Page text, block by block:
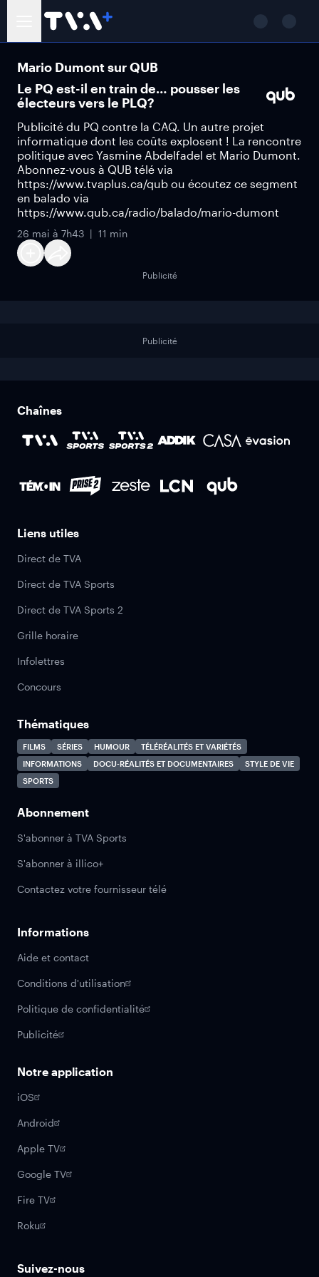
Mario Dumont sur QUB
Le PQ est-il en train de… pousser les
électeurs vers le PLQ?
Publicité du PQ contre la CAQ. Un autre projet
informatique dont les coûts explosent ! La rencontre
politique avec Yasmine Abdelfadel et Mario Dumont.
Abonnez-vous à QUB télé via
https://www.tvaplus.ca/qub ou écoutez ce segment
en balado via
https://www.qub.ca/radio/balado/mario-dumont
26 mai à 7h43 11 min
Publicité
Publicité
Chaînes
Liens utiles
Direct de TVA
Direct de TVA Sports
Direct de TVA Sports 2
Grille horaire
Infolettres
Concours
Thématiques
FILMS SÉRIES HUMOUR
TÉLÉRÉALITÉS ET VARIÉTÉS
INFORMATIONS
DOCU-RÉALITÉS ET DOCUMENTAIRES
STYLE DE VIE
SPORTS
Abonnement
S'abonner à TVA Sports
S'abonner à illico+
Contactez votre fournisseur télé
Informations
Aide et contact
Conditions d'utilisation
Politique de confidentialité
Publicité
Notre application
iOS
Android
Apple TV
Google TV
Fire TV
Roku
Suivez-nous